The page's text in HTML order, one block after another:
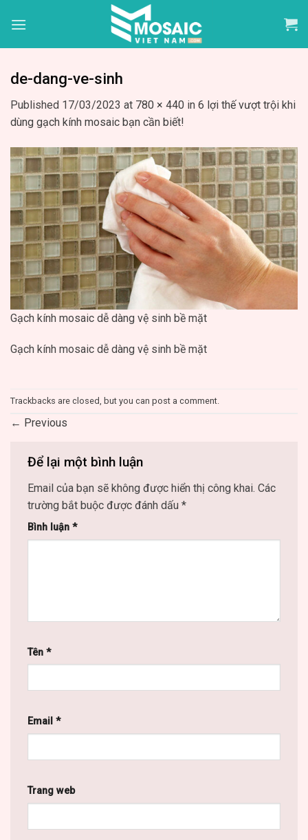
de-dang-ve-sinh
Published 17/03/2023 at 780 × 440 in 6 lợi thế vượt trội khi
dùng gạch kính mosaic bạn cần biết!
Gạch kính mosaic dễ dàng vệ sinh bề mặt
Gạch kính mosaic dễ dàng vệ sinh bề mặt
Trackbacks are closed, but you can post a comment
← Previous
Để lại một bình luận
Email của bạn sẽ không được hiển thị công khai. Các
trường bắt buộc được đánh dấu *
Bình luận *
Tên *
Email *
Trang web